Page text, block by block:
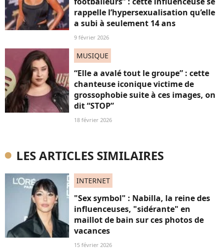
rappelle l’hypersexualisation qu’elle
a subi à seulement 14 ans
9 février 2026
MUSIQUE
“Elle a avalé tout le groupe” : cette
chanteuse iconique victime de
grossophobie suite à ces images, on
dit “STOP”
18 février 2026
LES ARTICLES SIMILAIRES
INTERNET
"Sex symbol" : Nabilla, la reine des
influenceuses, "sidérante" en
maillot de bain sur ces photos de
vacances
15 février 2026